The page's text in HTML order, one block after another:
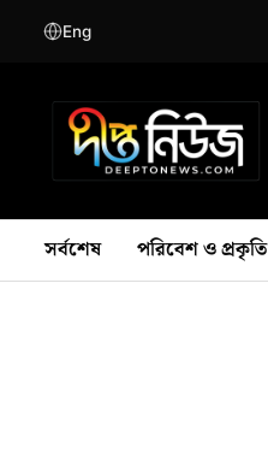
Eng
সর্বশেষ পরিবেশ ও প্রকৃতি